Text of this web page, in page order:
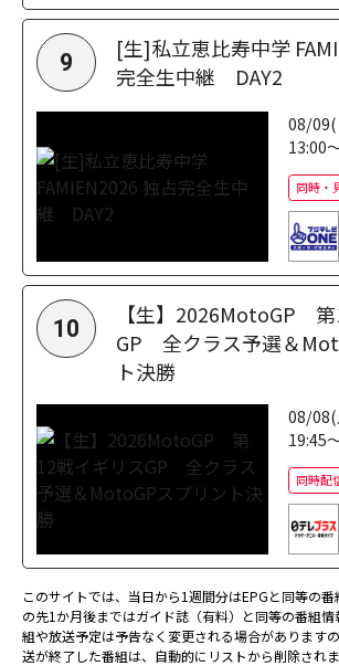
9
[生]私立恵比寿中学
完全生中継 DAY2
08/09(
13:00
同時・
10
【生】2026MotoGP
GP 全クラス予選＆
ト決勝
08/08(
19:45
同時配
このサイトでは、当日から1週間分はEPGと同等の
の先1か月後まではガイド誌（有料）と同等の番組
組や放送予定は予告なく変更される場合があります
送が終了した番組は、自動的にリストから削除されま